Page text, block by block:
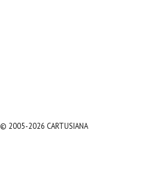
© 2005-2026 CARTUSIANA